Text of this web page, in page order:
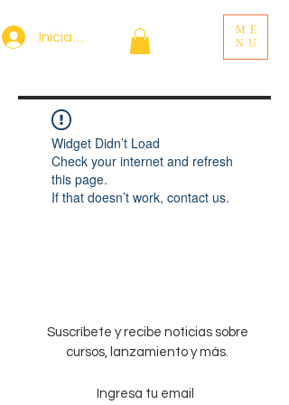
Iniciar sesión
ME
NU
Widget Didn’t Load
Check your internet and refresh
this page.
If that doesn’t work, contact us.
Suscríbete y recibe noticias sobre
cursos, lanzamiento y más.